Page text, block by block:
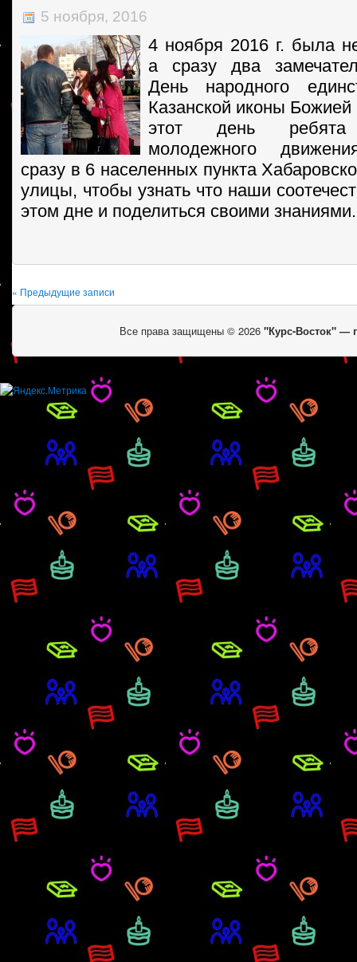
5 ноября, 2016
4 ноября 2016 г. была
а сразу два
День народного
Казанской иконы
этот день ребята
молодежного
сразу в 6 населенных пункта
улицы, чтобы узнать что наши
этом дне и поделиться своими знаниями.
« Предыдущие записи
Все права защищены © 2026 "Курс-Восток" —